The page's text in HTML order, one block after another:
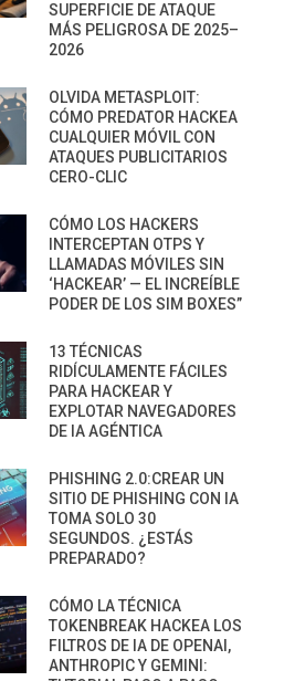
SUPERFICIE DE ATAQUE
MÁS PELIGROSA DE 2025–
2026
OLVIDA METASPLOIT:
CÓMO PREDATOR HACKEA
CUALQUIER MÓVIL CON
ATAQUES PUBLICITARIOS
CERO-CLIC
CÓMO LOS HACKERS
INTERCEPTAN OTPS Y
LLAMADAS MÓVILES SIN
‘HACKEAR’ — EL INCREÍBLE
PODER DE LOS SIM BOXES”
13 TÉCNICAS
RIDÍCULAMENTE FÁCILES
PARA HACKEAR Y
EXPLOTAR NAVEGADORES
DE IA AGÉNTICA
PHISHING 2.0:CREAR UN
SITIO DE PHISHING CON IA
TOMA SOLO 30
SEGUNDOS. ¿ESTÁS
PREPARADO?
CÓMO LA TÉCNICA
TOKENBREAK HACKEA LOS
FILTROS DE IA DE OPENAI,
ANTHROPIC Y GEMINI: